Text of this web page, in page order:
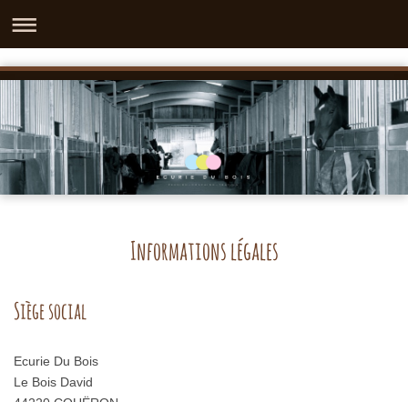
Informations légales
Siège social
Ecurie Du Bois
Le Bois David